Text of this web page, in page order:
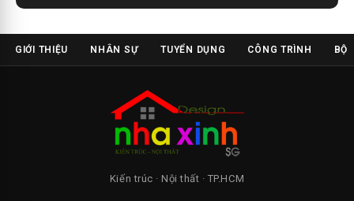
GIỚI THIỆU NHÂN SỰ TUYỂN DỤNG CÔNG TRÌNH BỘ
Kiến trúc · Nội thất · TP.HCM